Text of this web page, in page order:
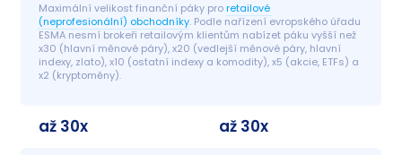
Maximální velikost finanční páky pro retailové
(neprofesionální) obchodníky. Podle nařízení evropského úřadu
ESMA nesmí brokeři retailovým klientům nabízet páku vyšší než
x30 (hlavní měnové páry), x20 (vedlejší měnové páry, hlavní
indexy, zlato), x10 (ostatní indexy a komodity), x5 (akcie, ETFs) a
x2 (kryptoměny).
až 30x až 30x